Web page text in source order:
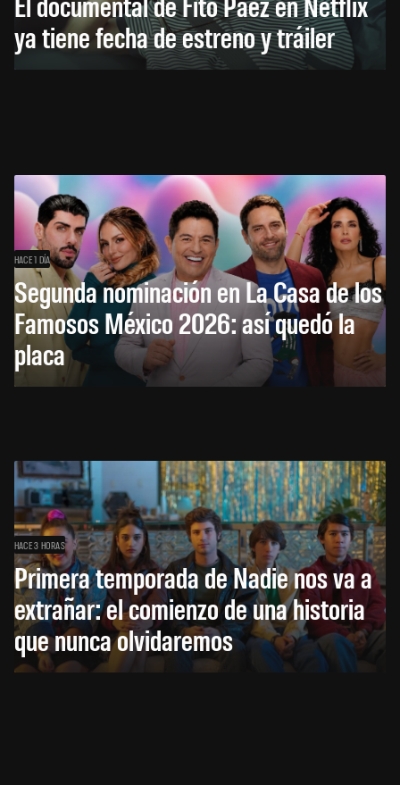
ya tiene fecha de estreno y tráiler
HACE 1 DÍA
Segunda nominación en La Casa de los
Famosos México 2026: así quedó la
placa
HACE 3 HORAS
Primera temporada de Nadie nos va a
extrañar: el comienzo de una historia
que nunca olvidaremos